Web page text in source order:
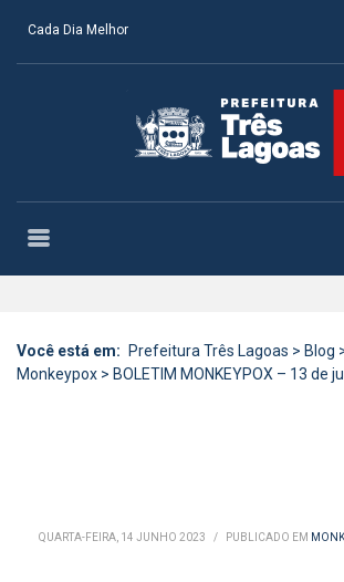
Cada Dia Melhor
Você está em: Prefeitura Três Lagoas > Blog
Monkeypox > BOLETIM MONKEYPOX – 13 de
QUARTA-FEIRA, 14 JUNHO 2023 / PUBLICADO EM